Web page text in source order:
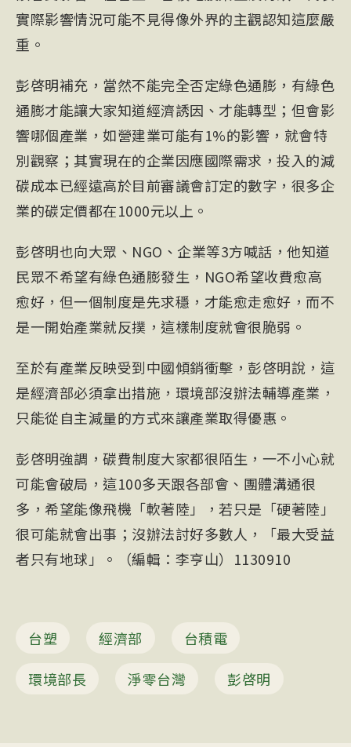
實際影響情況可能不見得像外界的主觀認知這麼嚴
重。
彭啓明補充，當然不能完全否定綠色通膨，有綠色
通膨才能讓大家知道經濟誘因、才能轉型；但會影
響哪個產業，如營建業可能有1%的影響，就會特
別觀察；其實現在的企業因應國際需求，投入的減
碳成本已經遠高於目前審議會訂定的數字，很多企
業的碳定價都在1000元以上。
彭啓明也向大眾、NGO、企業等3方喊話，他知道
民眾不希望有綠色通膨發生，NGO希望收費愈高
愈好，但一個制度是先求穩，才能愈走愈好，而不
是一開始產業就反撲，這樣制度就會很脆弱。
至於有產業反映受到中國傾銷衝擊，彭啓明說，這
是經濟部必須拿出措施，環境部沒辦法輔導產業，
只能從自主減量的方式來讓產業取得優惠。
彭啓明強調，碳費制度大家都很陌生，一不小心就
可能會破局，這100多天跟各部會、團體溝通很
多，希望能像飛機「軟著陸」，若只是「硬著陸」
很可能就會出事；沒辦法討好多數人，「最大受益
者只有地球」。（編輯：李亨山）1130910
台塑 經濟部
台積電
環境部長
淨零台灣 彭啓明